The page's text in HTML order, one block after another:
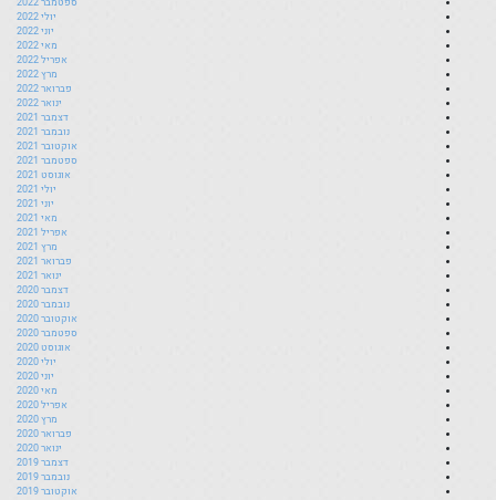
יולי 2022
יוני 2022
מאי 2022
אפריל 2022
מרץ 2022
פברואר 2022
ינואר 2022
דצמבר 2021
נובמבר 2021
אוקטובר 2021
ספטמבר 2021
אוגוסט 2021
יולי 2021
יוני 2021
מאי 2021
אפריל 2021
מרץ 2021
פברואר 2021
ינואר 2021
דצמבר 2020
נובמבר 2020
אוקטובר 2020
ספטמבר 2020
אוגוסט 2020
יולי 2020
יוני 2020
מאי 2020
אפריל 2020
מרץ 2020
פברואר 2020
ינואר 2020
דצמבר 2019
נובמבר 2019
אוקטובר 2019